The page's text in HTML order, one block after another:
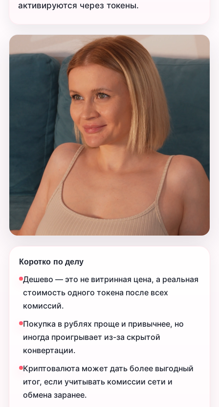
активируются через токены.
Коротко по делу
Дешево — это не витринная цена, а реальная
стоимость одного токена после всех
комиссий.
Покупка в рублях проще и привычнее, но
иногда проигрывает из-за скрытой
конвертации.
Криптовалюта может дать более выгодный
итог, если учитывать комиссии сети и
обмена заранее.